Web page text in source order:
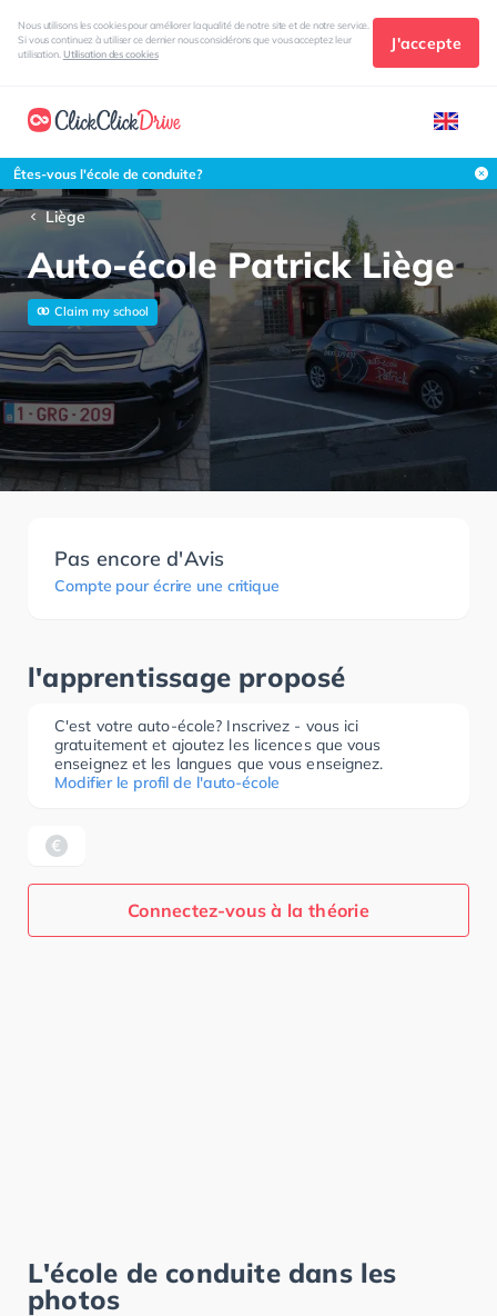
Nous utilisons les cookies pour améliorer la qualité de notre site et de notre service.
Si vous continuez à utiliser ce dernier nous considérons que vous acceptez leur
utilisation. Utilisation des cookies
J'accepte
Êtes-vous l'école de conduite?
Liège
Auto-école Patrick Liège
Claim my school
Pas encore d'Avis
Compte pour écrire une critique
l'apprentissage proposé
C'est votre auto-école? Inscrivez - vous ici
gratuitement et ajoutez les licences que vous
enseignez et les langues que vous enseignez.
Modifier le profil de l'auto-école
Connectez-vous à la théorie
L'école de conduite dans les
photos